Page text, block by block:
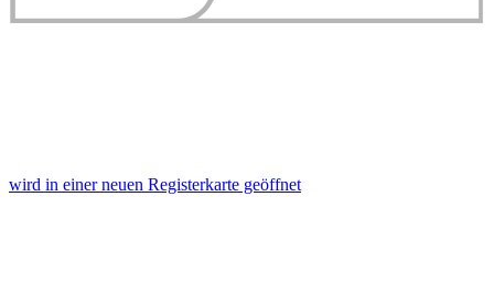
wird in einer neuen Registerkarte geöffnet